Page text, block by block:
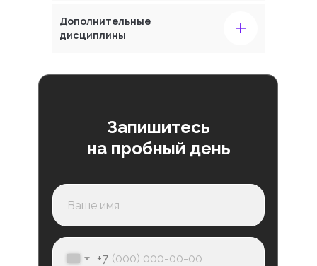
Дополнительные
дисциплины
+
Запишитесь
на пробный день
+7